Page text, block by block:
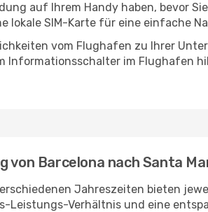
auf Ihrem Handy haben, bevor
lokale SIM-Karte für eine einfache
vom Flughafen zu Ihrer
Informationsschalter im Flughafen
von Barcelona nach Santa
Jahreszeiten bieten
Leistungs-Verhältnis und eine